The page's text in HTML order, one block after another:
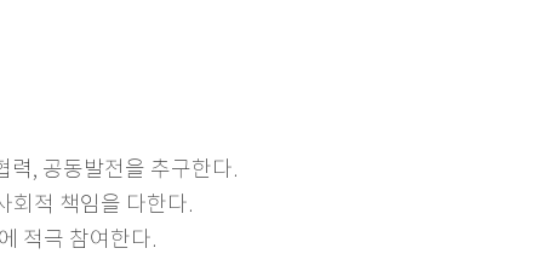
력, 공동발전을 추구한다.
회적 책임을 다한다.
적극 참여한다.